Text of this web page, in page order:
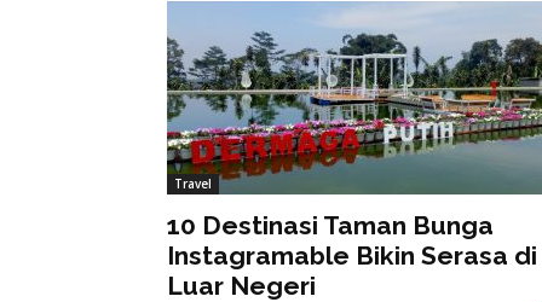
Travel
10 Destinasi Taman Bunga
Instagramable Bikin Serasa di
Luar Negeri